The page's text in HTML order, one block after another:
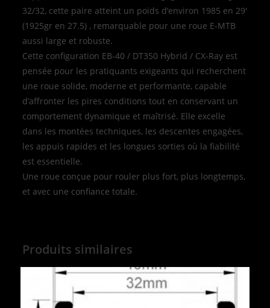
32/32, cette paire atteint un poids d’environ 1985 en 29′
(1925gr en 27.5) , remarquable pour une roue E‑MTB
aussi large et robuste.
Cette configuration EB‑40 / DT350 Hybrid / CX‑Ray est
pensée pour les pratiquants exigeants qui recherchent
une roue solide, moderne et performante, capable
d’affronter les pires conditions tout en conservant un
comportement dynamique et maîtrisé. Elle excelle
dans les montées techniques, les descentes engagées,
les appuis rapides et les longues sorties où la fiabilité
est essentielle.
Une roue conçue pour rouler plus fort, plus longtemps,
et avec une confiance totale.
Produits similaires